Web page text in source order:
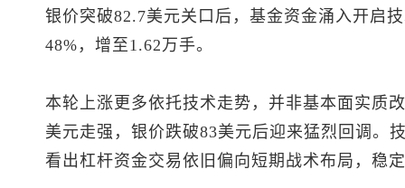
银价突破82.7美元关口后，基金资金涌入开启
48%，增至1.62万手。
本轮上涨更多依托技术走势，并非基本面实质
美元走强，银价跌破83美元后迎来猛烈回调。
看出杠杆资金交易依旧偏向短期战术布局，稳